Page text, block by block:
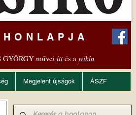
műveiittés a wikin
Megjelent újságok ÁSZF